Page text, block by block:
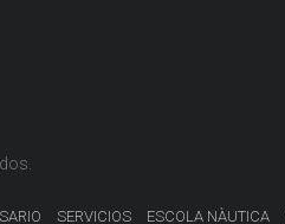
SERVICIOS ESCOLA NÀUTICA